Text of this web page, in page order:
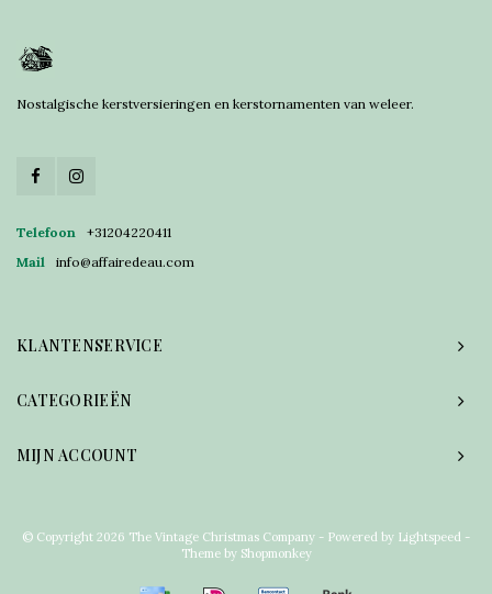
Nostalgische kerstversieringen en kerstornamenten van weleer.
Telefoon
+31204220411
Mail
info@affairedeau.com
KLANTENSERVICE
CATEGORIEËN
MIJN ACCOUNT
© Copyright 2026 The Vintage Christmas Company - Powered by Lightspeed -
Theme by Shopmonkey